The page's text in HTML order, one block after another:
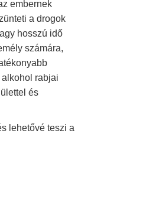
embernek
a drogok
hosszú idő
számára,
rabjai
és
lehetővé teszi a